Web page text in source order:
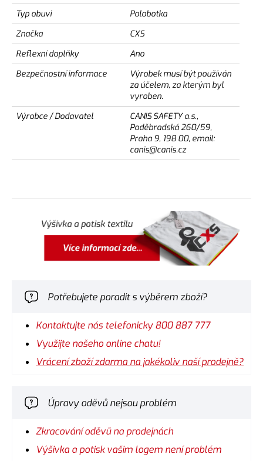
Typ obuvi
Polobotka
Značka
CXS
Reflexní doplňky
Ano
Bezpečnostní informace
Výrobek musí být používán
za účelem, za kterým byl
vyroben.
Výrobce / Dodavatel
CANIS SAFETY a.s.,
Poděbradská 260/59,
Praha 9, 198 00, email:
canis@canis.cz
Potřebujete poradit s výběrem zboží?
Kontaktujte nás telefonicky 800 887 777
Využijte našeho online chatu!
Vrácení zboží zdarma na jakékoliv naší prodejně?
Úpravy oděvů nejsou problém
Zkracování oděvů na prodejnách
Výšivka a potisk vašim logem není problém